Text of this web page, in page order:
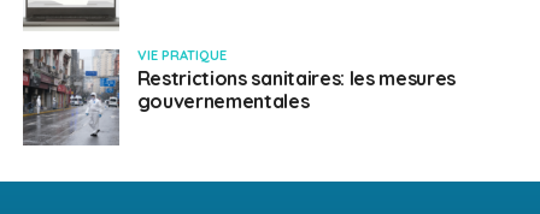
VIE PRATIQUE
Restrictions sanitaires: les mesures
gouvernementales